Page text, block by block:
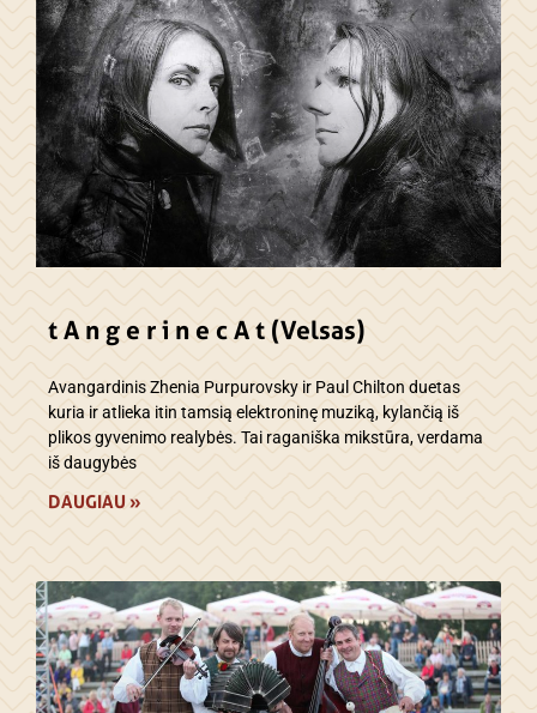
t A n g e r i n e c A t (Velsas)
Avangardinis Zhenia Purpurovsky ir Paul Chilton duetas
kuria ir atlieka itin tamsią elektroninę muziką, kylančią iš
plikos gyvenimo realybės. Tai raganiška mikstūra, verdama
iš daugybės
DAUGIAU »